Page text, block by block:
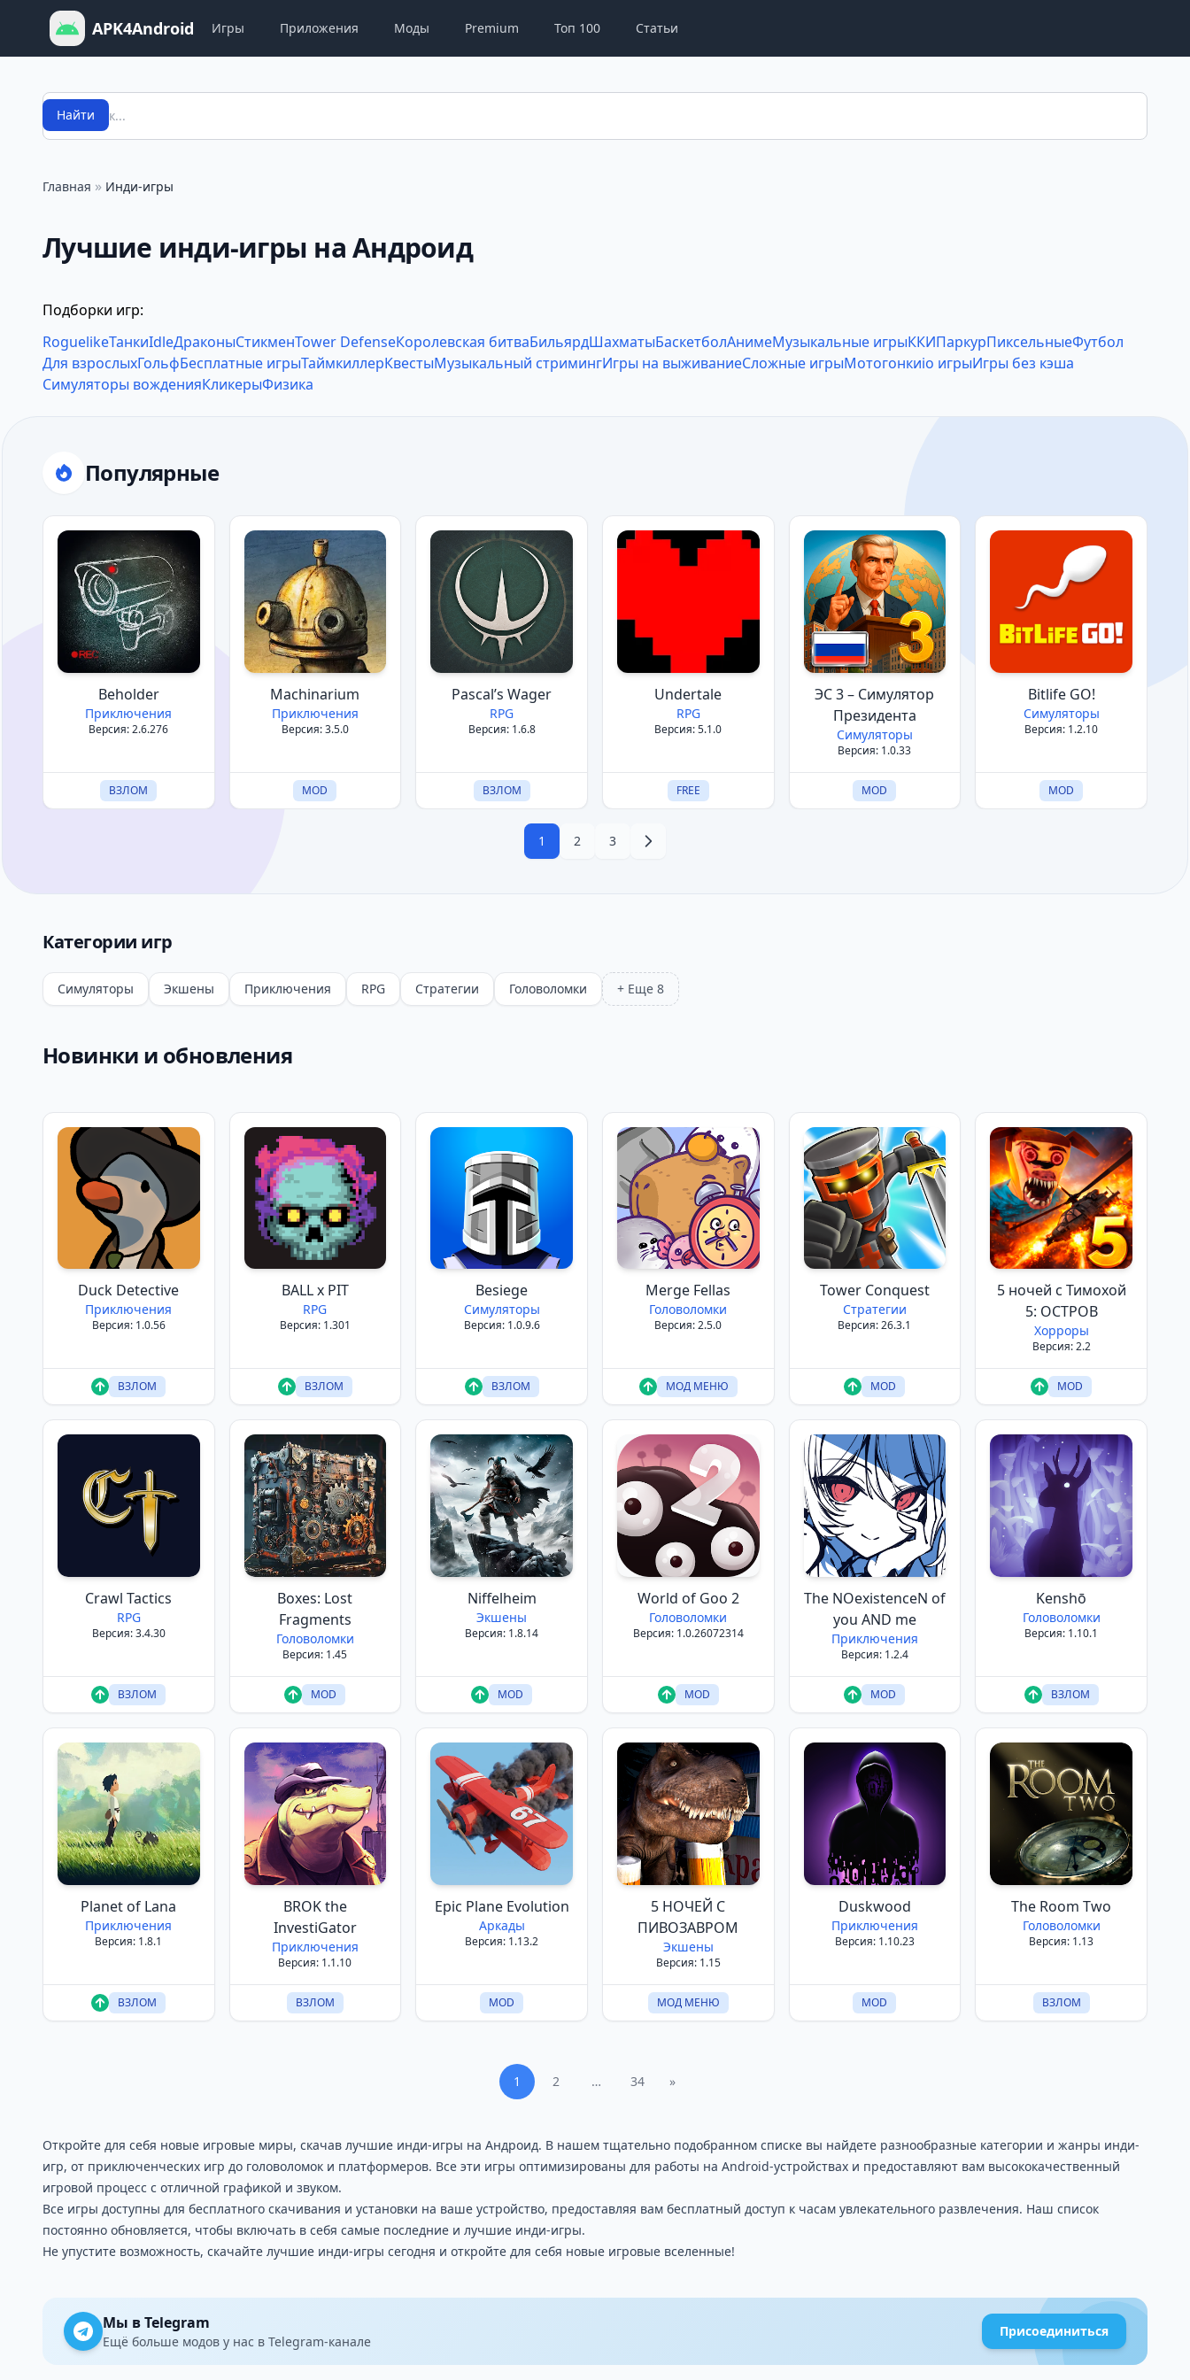
APK4Android Игры Приложения Моды Premium Топ 100 Статьи
Поиск
Найти
Главная » Инди-игры
Лучшие инди-игры на Андроид
Подборки игр:
RoguelikeТанкиIdleДраконыСтикменTower DefenseКоролевская битваБильярдШахматыБаскетболАнимеМузыкальные игрыККИПаркурПиксельныеФутбол
Для взрослыхГольфБесплатные игрыТаймкиллерКвестыМузыкальный стримингИгры на выживаниеСложные игрыМотогонкиio игрыИгры без кэша
Симуляторы вожденияКликерыФизика
Популярные
Beholder
Приключения
Версия: 2.6.276
ВЗЛОМ
Machinarium
Приключения
Версия: 3.5.0
MOD
Pascal’s Wager
RPG
Версия: 1.6.8
ВЗЛОМ
Undertale
RPG
Версия: 5.1.0
FREE
ЭС 3 – Симулятор
Президента
Симуляторы
Версия: 1.0.33
MOD
Bitlife GO!
Симуляторы
Версия: 1.2.10
MOD
1 2 3
Категории игр
Симуляторы Экшены Приключения RPG Стратегии Головоломки + Еще 8
Новинки и обновления
Duck Detective
Приключения
Версия: 1.0.56
ВЗЛОМ
BALL x PIT
RPG
Версия: 1.301
ВЗЛОМ
Besiege
Симуляторы
Версия: 1.0.9.6
ВЗЛОМ
Merge Fellas
Головоломки
Версия: 2.5.0
МОД МЕНЮ
Tower Conquest
Стратегии
Версия: 26.3.1
MOD
5 ночей с Тимохой
5: ОСТРОВ
Хорроры
Версия: 2.2
MOD
Crawl Tactics
RPG
Версия: 3.4.30
ВЗЛОМ
Boxes: Lost
Fragments
Головоломки
Версия: 1.45
MOD
Niffelheim
Экшены
Версия: 1.8.14
MOD
World of Goo 2
Головоломки
Версия: 1.0.26072314
MOD
The NOexistenceN of
you AND me
Приключения
Версия: 1.2.4
MOD
Kenshō
Головоломки
Версия: 1.10.1
ВЗЛОМ
Planet of Lana
Приключения
Версия: 1.8.1
ВЗЛОМ
BROK the
InvestiGator
Приключения
Версия: 1.1.10
ВЗЛОМ
Epic Plane Evolution
Аркады
Версия: 1.13.2
MOD
5 НОЧЕЙ С
ПИВОЗАВРОМ
Экшены
Версия: 1.15
МОД МЕНЮ
Duskwood
Приключения
Версия: 1.10.23
MOD
The Room Two
Головоломки
Версия: 1.13
ВЗЛОМ
1 2 … 34 »
Откройте для себя новые игровые миры, скачав лучшие инди-игры на Андроид. В нашем тщательно подобранном списке вы найдете разнообразные категории и жанры инди-
игр, от приключенческих игр до головоломок и платформеров. Все эти игры оптимизированы для работы на Android-устройствах и предоставляют вам высококачественный
игровой процесс с отличной графикой и звуком.
Все игры доступны для бесплатного скачивания и установки на ваше устройство, предоставляя вам бесплатный доступ к часам увлекательного развлечения. Наш список
постоянно обновляется, чтобы включать в себя самые последние и лучшие инди-игры.
Не упустите возможность, скачайте лучшие инди-игры сегодня и откройте для себя новые игровые вселенные!
Мы в Telegram
Ещё больше модов у нас в Telegram-канале
Присоединиться